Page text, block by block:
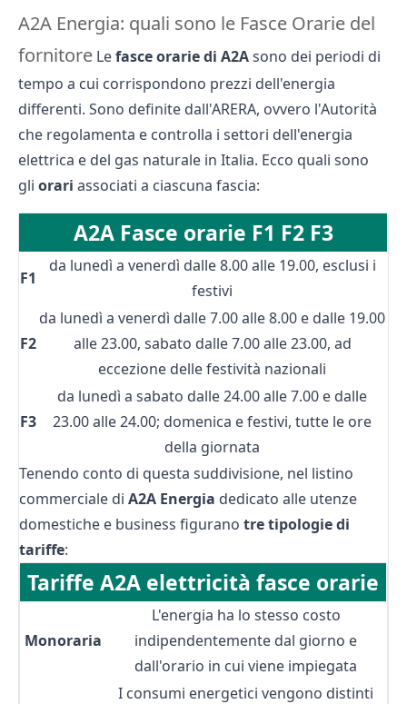
A2A Energia: quali sono le Fasce Orarie del
fornitore Lefasce orarie di A2Asono dei periodi di
tempo a cui corrispondono prezzi dell'energia
differenti. Sono definite dall'ARERA, ovvero l'Autorità
che regolamenta e controlla i settori dell'energia
elettrica e del gas naturale in Italia. Ecco quali sono
gli orari associati a ciascuna fascia:
A2A Fasce orarie F1 F2 F3
F1
da lunedì a venerdì dalle 8.00 alle 19.00, esclusi i
festivi
F2
da lunedì a venerdì dalle 7.00 alle 8.00 e dalle 19.00
alle 23.00, sabato dalle 7.00 alle 23.00, ad
eccezione delle festività nazionali
F3
da lunedì a sabato dalle 24.00 alle 7.00 e dalle
23.00 alle 24.00; domenica e festivi, tutte le ore
della giornata
Tenendo conto di questa suddivisione, nel listino
commerciale di A2A Energia dedicato alle utenze
domestiche e business figurano tre tipologie di
tariffe:
Tariffe A2A elettricità fasce orarie
Monoraria
L'energia ha lo stesso costo
indipendentemente dal giorno e
dall'orario in cui viene impiegata
I consumi energetici vengono distinti